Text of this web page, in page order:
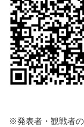
※発表者・観戦者